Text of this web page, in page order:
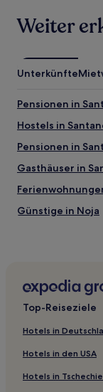
Weiter
Unterkünfte
Pensionen in
Hostels in
Pensionen in
Gasthäuser in
Günstige in Noja
Strand in
Günstige in
Hotels mit
Günstige in
Luxus in
Top-Reiseziele
Hotels in
Hotels in den USA
Hotels in